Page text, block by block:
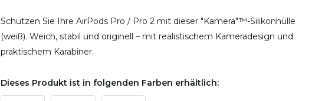
Schützen Sie Ihre AirPods Pro / Pro 2 mit dieser "Kamera"™-Silikonhülle
(weiß). Weich, stabil und originell – mit realistischem Kameradesign und
praktischem Karabiner.
Dieses Produkt ist in folgenden Farben erhältlich: